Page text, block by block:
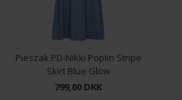
Pieszak PD-Nikki Poplin Stripe
Skirt Blue Glow
799,00 DKK